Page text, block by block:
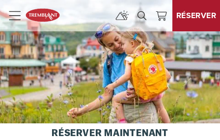
Menu RÉSERVER
RÉSERVER MAINTENANT